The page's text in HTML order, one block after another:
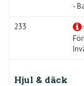
-
233
Hjul & däck